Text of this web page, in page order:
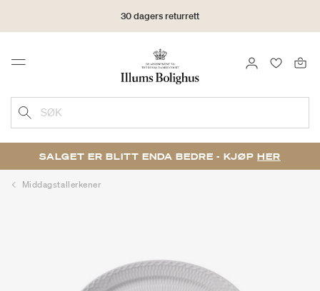
30 dagers returrett
Menu LOGG INN
SØK
SALGET ER BLITT ENDA BEDRE - KJØP HER
Middagstallerkener